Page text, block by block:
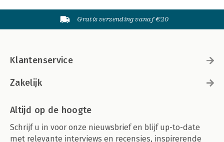
Gratis verzending vanaf €20
Klantenservice
Zakelijk
Altijd op de hoogte
Schrijf u in voor onze nieuwsbrief en blijf up-to-date
met relevante interviews en recensies, inspirerende